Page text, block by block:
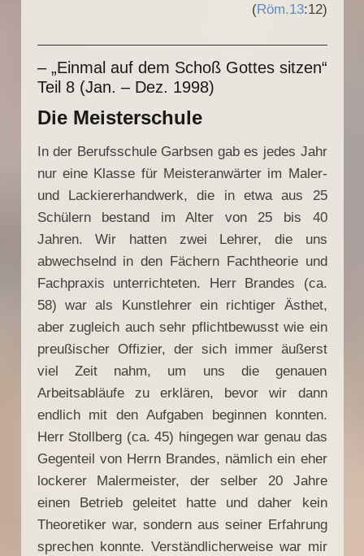
(Röm.13:12)
– „Einmal auf dem Schoß Gottes sitzen“
Teil 8 (Jan. – Dez. 1998)
Die Meisterschule
In der Berufsschule Garbsen gab es jedes Jahr
nur eine Klasse für Meisteranwärter im Maler-
und Lackiererhandwerk, die in etwa aus 25
Schülern bestand im Alter von 25 bis 40
Jahren. Wir hatten zwei Lehrer, die uns
abwechselnd in den Fächern Fachtheorie und
Fachpraxis unterrichteten. Herr Brandes (ca.
58) war als Kunstlehrer ein richtiger Ästhet,
aber zugleich auch sehr pflichtbewusst wie ein
preußischer Offizier, der sich immer äußerst
viel Zeit nahm, um uns die genauen
Arbeitsabläufe zu erklären, bevor wir dann
endlich mit den Aufgaben beginnen konnten.
Herr Stollberg (ca. 45) hingegen war genau das
Gegenteil von Herrn Brandes, nämlich ein eher
lockerer Malermeister, der selber 20 Jahre
einen Betrieb geleitet hatte und daher kein
Theoretiker war, sondern aus seiner Erfahrung
sprechen konnte. Verständlicherweise war mir